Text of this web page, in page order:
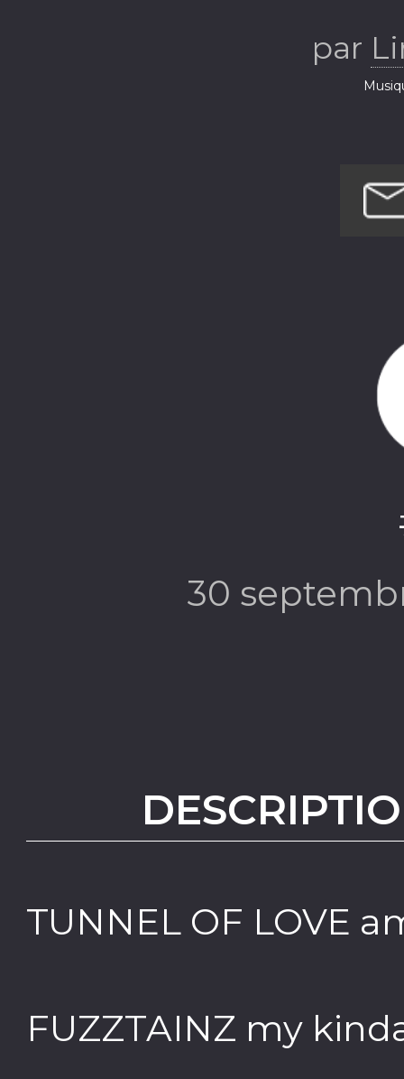
par
30
TUNNEL OF LOVE
FUZZTAINZ my